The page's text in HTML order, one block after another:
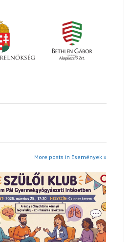
More posts in Események »